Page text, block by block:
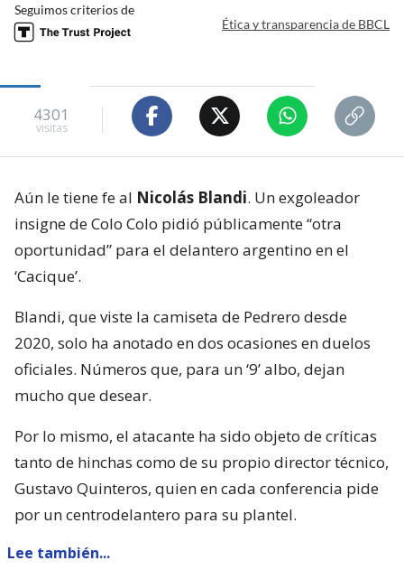
Seguimos criterios de
Ética y transparencia de BBCL
4301
visitas
Aún le tiene fe al Nicolás Blandi. Un exgoleador
insigne de Colo Colo pidió públicamente “otra
oportunidad” para el delantero argentino en el
‘Cacique’.
Blandi, que viste la camiseta de Pedrero desde
2020, solo ha anotado en dos ocasiones en duelos
oficiales. Números que, para un ‘9’ albo, dejan
mucho que desear.
Por lo mismo, el atacante ha sido objeto de críticas
tanto de hinchas como de su propio director técnico,
Gustavo Quinteros, quien en cada conferencia pide
por un centrodelantero para su plantel.
Lee también...